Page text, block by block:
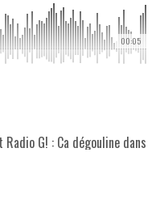
00:05
Radio G! : Ca dégouline